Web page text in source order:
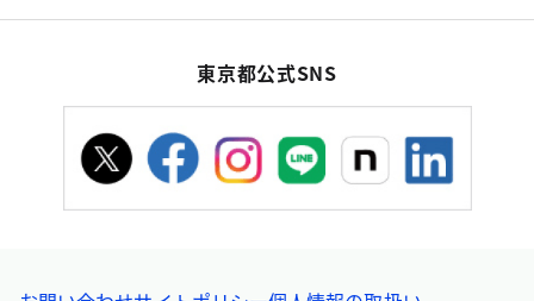
東京都公式SNS